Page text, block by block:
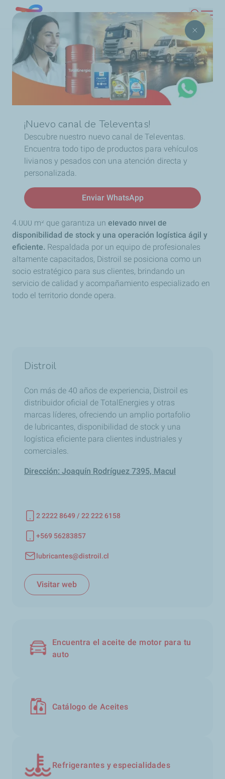
Pasar
al
contenido
principal
¡Nuevo canal de Televentas!
Descubre nuestro nuevo canal de Televentas.
Encuentra todo tipo de productos para vehículos
livianos y pesados con una atención directa y
personalizada.
Enviar WhatsApp
Chile
Buscar
Ruta
de
navegación
Inicio Distribuidores Industria Distroil
Distroil
Con más de cuatro décadas de trayectoria, Distroil se ha
consolidado como un distribuidor oficial de
TotalEnergies y otras marcas del mercado de
lubricantes. Su experiencia, junto con un amplio
portafolio de productos, le permite ofrecer soluciones
confiables para clientes industriales y comerciales.
La empresa cuenta con un centro de distribución de
4.000 m² que garantiza un elevado nivel de
disponibilidad de stock y una operación logística ágil y
eficiente. Respaldada por un equipo de profesionales
altamente capacitados, Distroil se posiciona como un
socio estratégico para sus clientes, brindando un
servicio de calidad y acompañamiento especializado en
todo el territorio donde opera.
Distroil
Con más de 40 años de experiencia, Distroil es
distribuidor oficial de TotalEnergies y otras
marcas líderes, ofreciendo un amplio portafolio
de lubricantes, disponibilidad de stock y una
logística eficiente para clientes industriales y
comerciales.
Dirección: Joaquín Rodríguez 7395, Macul
2 2222 8649 / 22 222 6158
+569 56283857
lubricantes@distroil.cl
Visitar web
Encuentra el aceite de motor para tu
auto
Catálogo de Aceites
Refrigerantes y especialidades